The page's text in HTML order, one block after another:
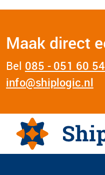
Maak direct
Bel 085 - 051 60 54
info@shiplogic.nl